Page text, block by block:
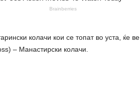
колачи кои се топат во уста, ќе ве
– Манастирски колачи.